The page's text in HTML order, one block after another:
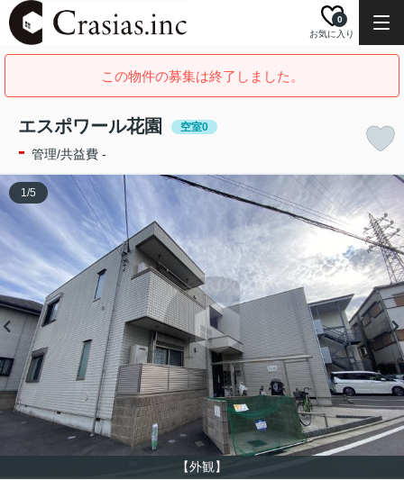
お気に入り
0
この物件の募集は終了しました。
エスポワール花園 空室0
- 管理/共益費 -
【外観】
1/5